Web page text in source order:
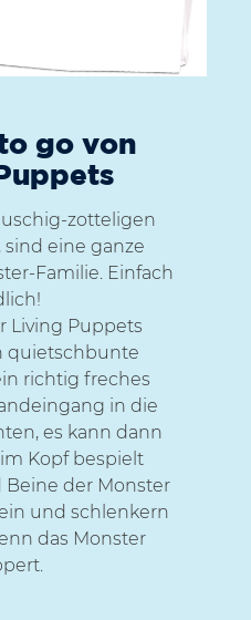
go von
zotteligen
sind eine ganze
Familie. Einfach
Living Puppets
quietschbunte
richtig freches
in die
es kann dann
Kopf bespielt
der Monster
und schlenkern
das Monster